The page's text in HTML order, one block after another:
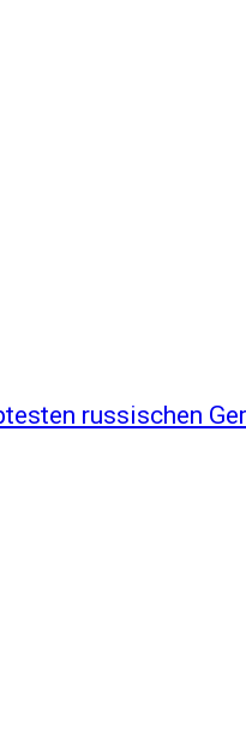
russischen